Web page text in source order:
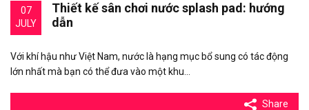
07
JULY
Thiết kế sân chơi nước splash pad: hướng
dẫn
Với khí hậu như Việt Nam, nước là hạng mục bổ sung có tác động
lớn nhất mà bạn có thể đưa vào một khu…
Share